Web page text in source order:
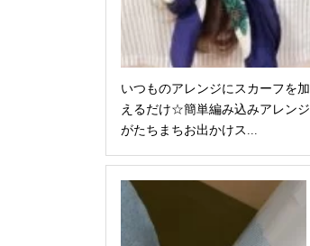
いつものアレンジにスカーフを加
えるだけ☆簡単編み込みアレンジ
がたちまちお出かけス...